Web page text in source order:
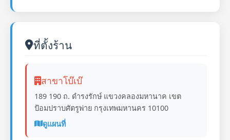
ที่ตั้งร้าน
สาขาโบ๊เบ๊
189 190 ถ. ดำรงรักษ์ แขวงคลองมหานาค เขต
ป้อมปราบศัตรูพ่าย กรุงเทพมหานคร 10100
ดูแผนที่